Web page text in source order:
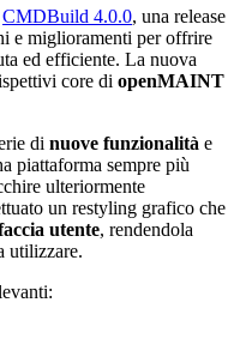
CMDBuild 4.0.0, una release
e miglioramenti per offrire
ed efficiente. La nuova
core di openMAINT
di nuove funzionalità e
piattaforma sempre più
ulteriormente
un restyling grafico che
utente, rendendola
utilizzare.